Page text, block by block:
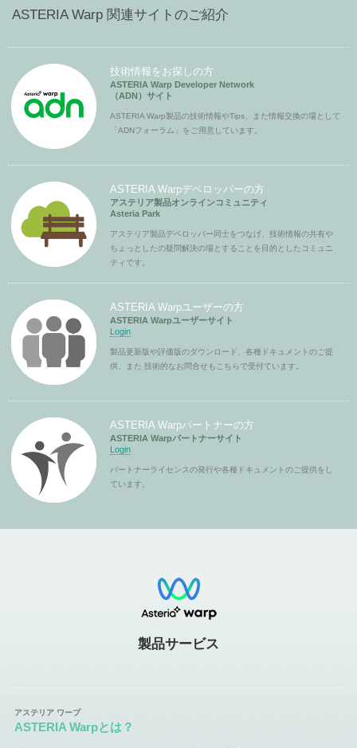
ASTERIA Warp 関連サイトのご紹介
技術情報をお探しの方
ASTERIA Warp Developer Network
（ADN）サイト
ASTERIA Warp製品の技術情報やTips、また情報交換の場として
「ADNフォーラム」をご用意しています。
ASTERIA Warpデベロッパーの方
アステリア製品オンラインコミュニティ
Asteria Park
アステリア製品デベロッパー同士をつなげ、技術情報の共有や
ちょっとしたの疑問解決の場とすることを目的としたコミュニ
ティです。
ASTERIA Warpユーザーの方
ASTERIA Warpユーザーサイト
Login
製品更新版や評価版のダウンロード、各種ドキュメントのご提
供、また 技術的なお問合せもこちらで受付ています。
ASTERIA Warpパートナーの方
ASTERIA Warpパートナーサイト
Login
パートナーライセンスの発行や各種ドキュメントのご提供をし
ています。
製品サービス
ASTERIA Warpとは？